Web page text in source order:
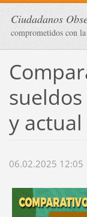
Ciudadanos
comprometidos con
y
06.02.2025 12:05